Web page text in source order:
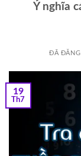
Ý nghĩa
ĐÃ ĐĂNG
19
Th7